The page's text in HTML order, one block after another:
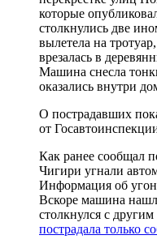
которые
столкнулись две
вылетела на
врезалась в
Машина снесла
оказались внутри
О пострадавших
от
Как ранее сообщал
Чигири угнали
Информация об
Вскоре машина
столкнулся с
пострадала только